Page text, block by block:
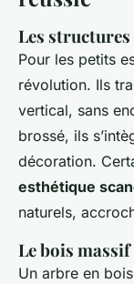
Les
Pour les petits
révolution. Ils
vertical, sans
brossé, ils
décoration.
esthétique
naturels,
Le bois
Un arbre en